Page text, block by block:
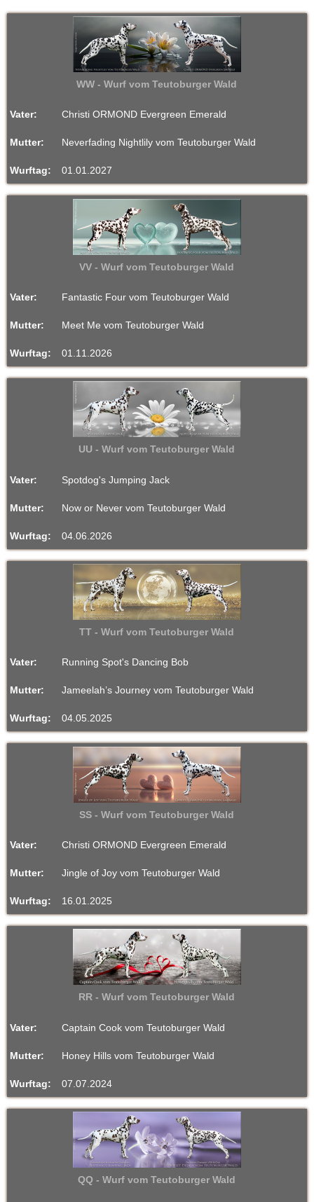
i
c
o
m
T
o
b
u
r
r
W
a
l
m
n
r
u
WW - Wurf vom Teutoburger Wald
Vater: Christi ORMOND Evergreen Emerald
Mutter: Neverfading Nightlily vom Teutoburger Wald
Wurftag: 01.01.2027
VV - Wurf vom Teutoburger Wald
Vater: Fantastic Four vom Teutoburger Wald
Mutter: Meet Me vom Teutoburger Wald
Wurftag: 01.11.2026
UU - Wurf vom Teutoburger Wald
Vater: Spotdog's Jumping Jack
Mutter: Now or Never vom Teutoburger Wald
Wurftag: 04.06.2026
TT - Wurf vom Teutoburger Wald
Vater: Running Spot's Dancing Bob
Mutter: Jameelah’s Journey vom Teutoburger Wald
Wurftag: 04.05.2025
SS - Wurf vom Teutoburger Wald
Vater: Christi ORMOND Evergreen Emerald
Mutter: Jingle of Joy vom Teutoburger Wald
Wurftag: 16.01.2025
RR - Wurf vom Teutoburger Wald
Vater: Captain Cook vom Teutoburger Wald
Mutter: Honey Hills vom Teutoburger Wald
Wurftag: 07.07.2024
QQ - Wurf vom Teutoburger Wald